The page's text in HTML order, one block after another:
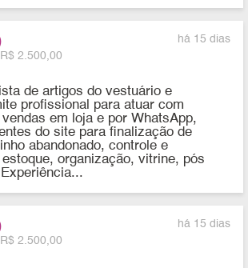
há 15 dias
2.500,00
de artigos do vestuário e
profissional para atuar com
em loja e por WhatsApp,
do site para finalização de
abandonado, controle e
organização, vitrine, pós
há 15 dias
2.500,00